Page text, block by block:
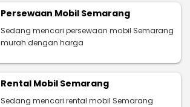
Persewaan Mobil Semarang
Sedang mencari persewaan mobil Semarang
murah dengan harga
Rental Mobil Semarang
Sedang mencari rental mobil Semarang